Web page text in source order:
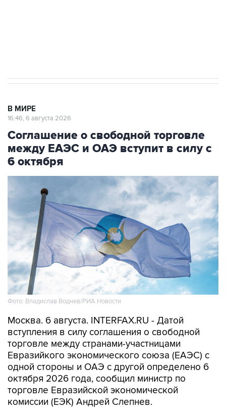
В МИРЕ
16:46, 6 августа 2026
Соглашение о свободной торговле
между ЕАЭС и ОАЭ вступит в силу с
6 октября
Фото: Владислав Воднев/РИА Новости
Москва. 6 августа. INTERFAX.RU - Датой
вступления в силу соглашения о свободной
торговле между странами-участницами
Евразийкого экономического союза (ЕАЭС) с
одной стороны и ОАЭ с другой определено 6
октября 2026 года, сообщил министр по
торговле Евразийской экономической
комиссии (ЕЭК) Андрей Слепнев.